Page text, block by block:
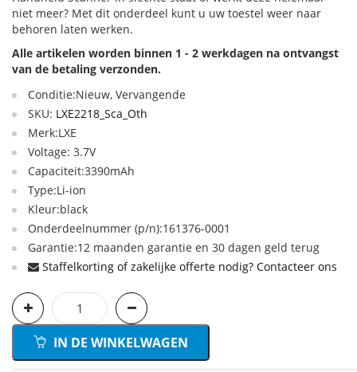
niet meer? Met dit onderdeel kunt u uw toestel weer naar
behoren laten werken.
Alle artikelen worden binnen 1 - 2 werkdagen na ontvangst
van de betaling verzonden.
Conditie:Nieuw, Vervangende
SKU: LXE2218_Sca_Oth
Merk:LXE
Voltage: 3.7V
Capaciteit:3390mAh
Type:Li-ion
Kleur:black
Onderdeelnummer (p/n):161376-0001
Garantie:12 maanden garantie en 30 dagen geld terug
Staffelkorting of zakelijke offerte nodig? Contacteer ons
IN DE WINKELWAGEN